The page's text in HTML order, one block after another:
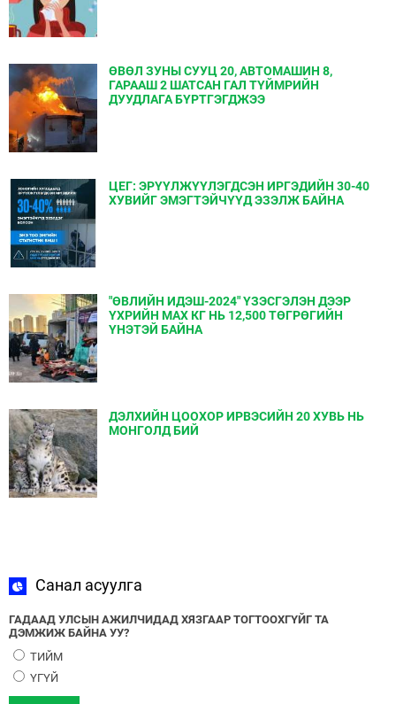
ӨВӨЛ ЗУНЫ СУУЦ 20, АВТОМАШИН 8,
ГАРААШ 2 ШАТСАН ГАЛ ТҮЙМРИЙН
ДУУДЛАГА БҮРТГЭГДЖЭЭ
ЦЕГ: ЭРҮҮЛЖҮҮЛЭГДСЭН ИРГЭДИЙН 30-40
ХУВИЙГ ЭМЭГТЭЙЧҮҮД ЭЗЭЛЖ БАЙНА
"ӨВЛИЙН ИДЭШ-2024" ҮЗЭСГЭЛЭН ДЭЭР
ҮХРИЙН МАХ КГ НЬ 12,500 ТӨГРӨГИЙН
ҮНЭТЭЙ БАЙНА
ДЭЛХИЙН ЦООХОР ИРВЭСИЙН 20 ХУВЬ НЬ
МОНГОЛД БИЙ
Санал асуулга
ГАДААД УЛСЫН АЖИЛЧИДАД ХЯЗГААР ТОГТООХГҮЙГ ТА
ДЭМЖИЖ БАЙНА УУ?
ТИЙМ
ҮГҮЙ